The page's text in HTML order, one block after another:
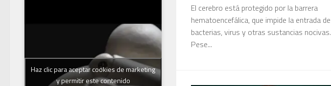
El cerebro está protegido por la barrera
hematoencefálica, que impide la entrada de
bacterias, virus y otras sustancias nocivas.
Pese...
Haz clic para aceptar cookies de marketing
y permitir este contenido